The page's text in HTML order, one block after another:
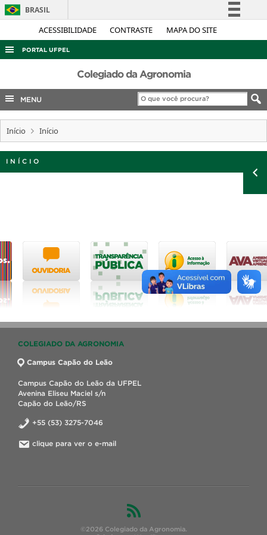
ACESSIBILIDADE CONTRASTE MAPA DO SITE
BRASIL
Simplifique!
Legislação
Canais
PORTAL UFPEL
ACESSO À INFORMAÇÃO
AUDITORIA
COBALTO
CONCURSOS
EDITAIS
INTERNACIONAL
Colegiado da Agronomia
MENU
Início Início
INÍCIO
COLEGIADO DA AGRONOMIA
Campus Capão do Leão
Campus Capão do Leão da UFPEL
Avenina Eliseu Maciel s/n
Capão do Leão/RS
+55 (53) 3275-7046
clique para ver o e-mail
©2026 Colegiado da Agronomia.